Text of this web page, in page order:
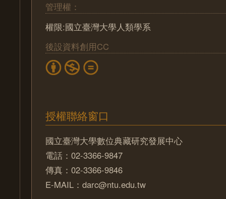
管理權：
權限:國立臺灣大學人類學系
後設資料創用CC
授權聯絡窗口
國立臺灣大學數位典藏研究發展中心
電話：02-3366-9847
傳真：02-3366-9846
E-MAIL：darc@ntu.edu.tw